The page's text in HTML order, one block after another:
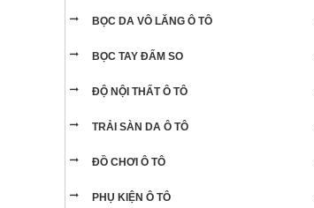
BỌC DA VÔ LĂNG Ô TÔ
BỌC TAY ĐẤM SO
ĐỘ NỘI THẤT Ô TÔ
TRẢI SÀN DA Ô TÔ
ĐỒ CHƠI Ô TÔ
PHỤ KIỆN Ô TÔ